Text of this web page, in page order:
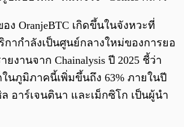
ง OranjeBTC เกิดขึ้นในจังหวะที่
ากำลังเป็นศูนย์กลางใหม่ของการยอ
งานจาก Chainalysis ปี 2025 ชี้ว่า
นภูมิภาคนี้เพิ่มขึ้นถึง 63% ภายในปี
อาร์เจนตินา และเม็กซิโก เป็นผู้นำ